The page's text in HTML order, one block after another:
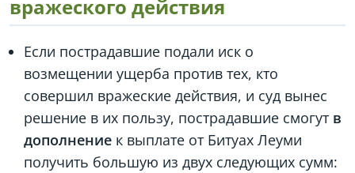
вражеского действия
Если пострадавшие подали иск о
возмещении ущерба против тех, кто
совершил вражеские действия, и суд вынес
решение в их пользу, пострадавшие смогут в
дополнение к выплате от Битуах Леуми
получить большую из двух следующих сумм: